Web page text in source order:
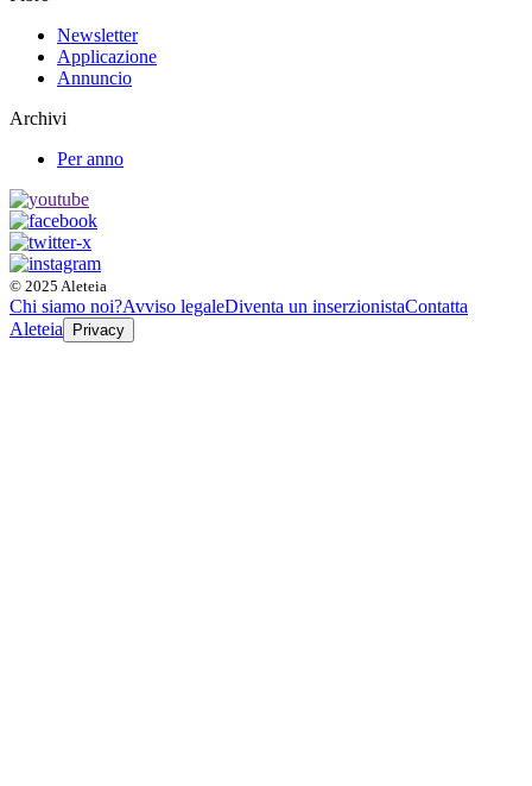
Newsletter
Applicazione
Annuncio
Archivi
Per anno
© 2025 Aleteia
Chi siamo noi?Avviso legaleDiventa un inserzionistaContatta
Aleteia
Privacy